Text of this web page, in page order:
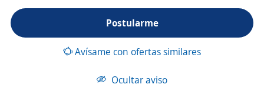
Postularme
Avísame con ofertas similares
Ocultar aviso